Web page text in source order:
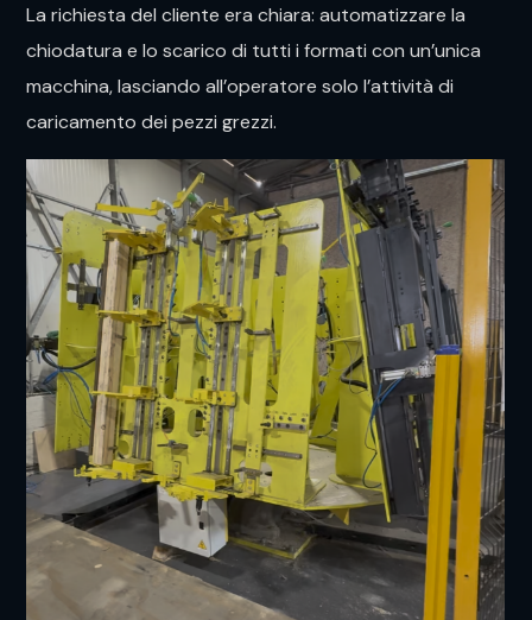
La richiesta del cliente era chiara: automatizzare la
chiodatura e lo scarico di tutti i formati con un’unica
macchina, lasciando all’operatore solo l’attività di
caricamento dei pezzi grezzi.